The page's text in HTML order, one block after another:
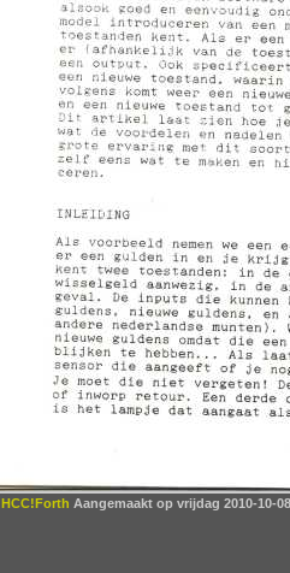
HCC!Forth Aangemaakt op vrijdag 2010-10-